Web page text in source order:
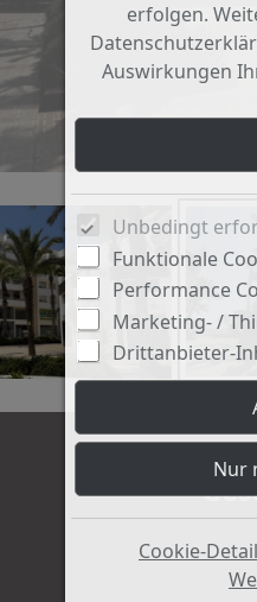
erfolgen.
Auswirkungen
Unbedingt
Funktionale
Performance
Marketing- /
Drittanbieter-
Cookie-